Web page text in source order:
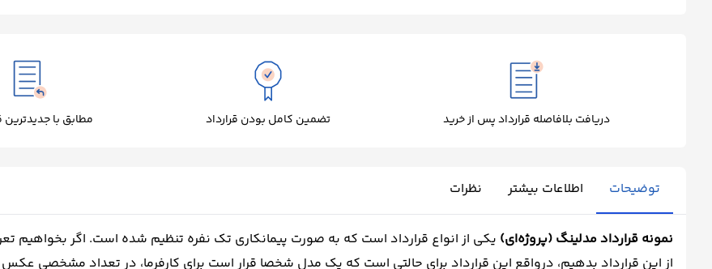
دریافت بلافاصله قرارداد پس از خرید تضمین کامل بودن قرارداد مطابق با جدیدترین
توضیحات اطلاعات بیشتر نظرات
نمونه قرارداد مدلینگ (پروژه‌ای) یکی از انواع قرارداد است که به صورت پیمانکاری تک نفره تنظیم شده است. اگر بخواهیم
از این قرارداد بدهیم، درواقع این قرارداد برای حالتی است که یک مدل شخصا قرار است برای کارفرما، در تعداد مشخصی